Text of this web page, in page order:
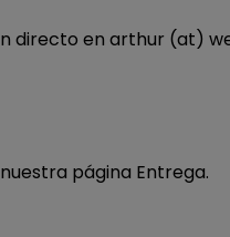
directo en arthur (at)
página Entrega.